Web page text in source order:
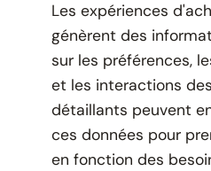
Les expériences
génèrent des
sur les préférences,
et les interactions
détaillants peuvent
ces données pour
en fonction des